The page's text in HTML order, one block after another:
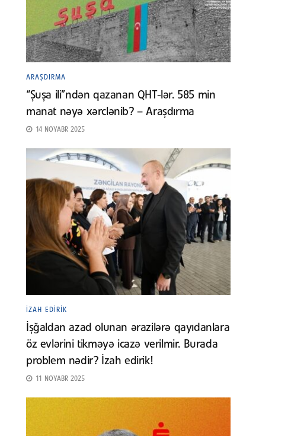
ARAŞDIRMA
“Şuşa ili”ndən qazanan QHT-lər. 585 min
manat nəyə xərclənib? – Araşdırma
14 NOYABR 2025
İZAH EDIRIK
İşğaldan azad olunan ərazilərə qayıdanlara
öz evlərini tikməyə icazə verilmir. Burada
problem nədir? İzah edirik!
11 NOYABR 2025